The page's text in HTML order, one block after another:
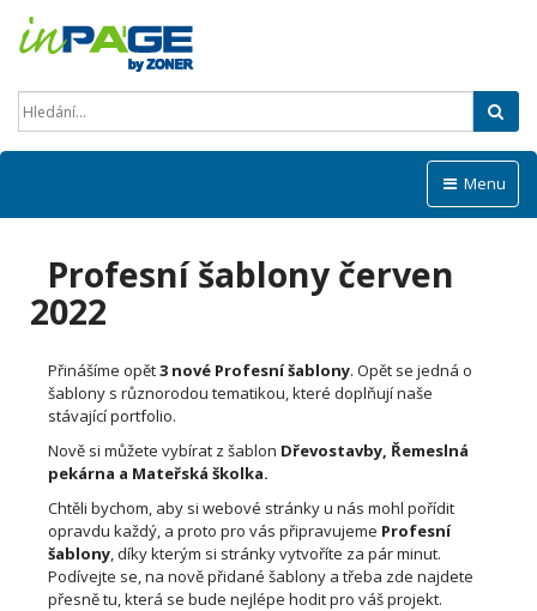
Menu
Profesní šablony červen
2022
Přinášíme opět3 nové Profesní šablony. Opět se jedná o
šablony s různorodou tematikou, které doplňují naše
stávající portfolio.
Nově si můžete vybírat z šablon Dřevostavby, Řemeslná
pekárna a Mateřská školka.
Chtěli bychom, aby si webové stránky u nás mohl pořídit
opravdu každý, a proto pro vás připravujeme Profesní
šablony, díky kterým si stránky vytvoříte za pár minut.
Podívejte se, na nově přidané šablony a třeba zde najdete
přesně tu, která se bude nejlépe hodit pro váš projekt.